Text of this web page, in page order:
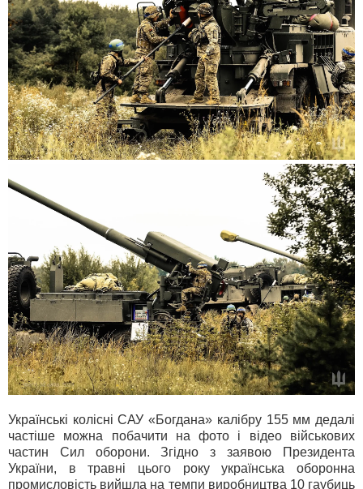
Українські колісні САУ «Богдана» калібру 155 мм дедалі
частіше можна побачити на фото і відео військових
частин Сил оборони. Згідно з заявою Президента
України, в травні цього року українська оборонна
промисловість вийшла на темпи виробництва 10 гаубиць